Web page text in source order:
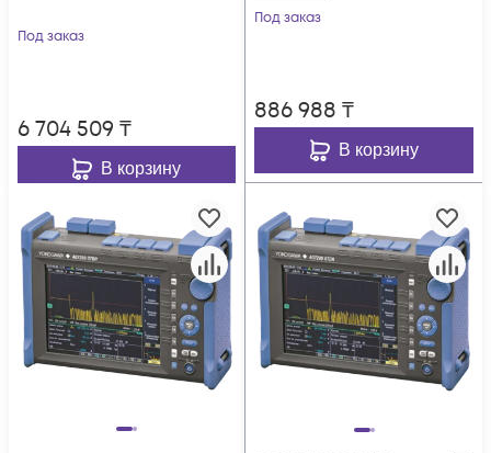
Под заказ
6 704 509 ₸
В корзину
Под заказ
886 988 ₸
В корзину